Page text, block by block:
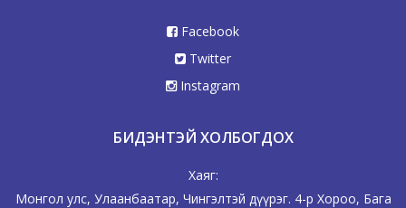
Facebook
Twitter
Instagram
БИДЭНТЭЙ ХОЛБОГДОХ
Хаяг:
Монгол улс, Улаанбаатар, Чингэлтэй дүүрэг. 4-р Хороо, Бага